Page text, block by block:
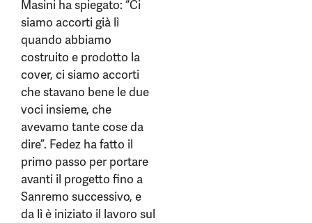
Masini ha spiegato: “Ci
siamo accorti già lì
quando abbiamo
costruito e prodotto la
cover, ci siamo accorti
che stavano bene le due
voci insieme, che
avevamo tante cose da
dire”. Fedez ha fatto il
primo passo per portare
avanti il progetto fino a
Sanremo successivo, e
da lì è iniziato il lavoro sul